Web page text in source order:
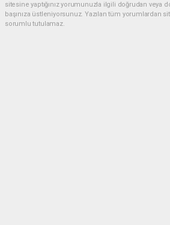
sitesine yaptığınız yorumunuzla ilgili doğrudan veya
başınıza üstleniyorsunuz. Yazılan tüm yorumlardan
sorumlu tutulamaz.